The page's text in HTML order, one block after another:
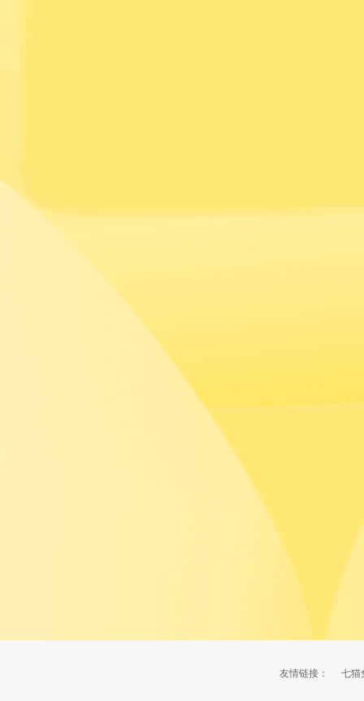
友情链接： 七猫